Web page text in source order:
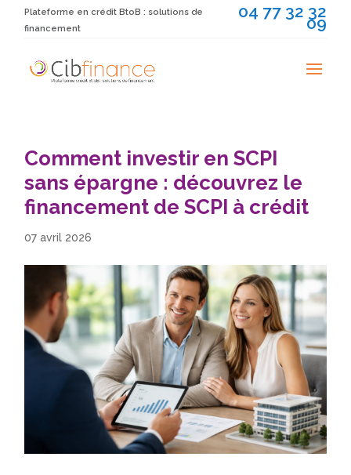
Plateforme en crédit BtoB : solutions de
financement
04 77 32 32
09
Comment investir en SCPI
sans épargne : découvrez le
financement de SCPI à crédit
07 avril 2026